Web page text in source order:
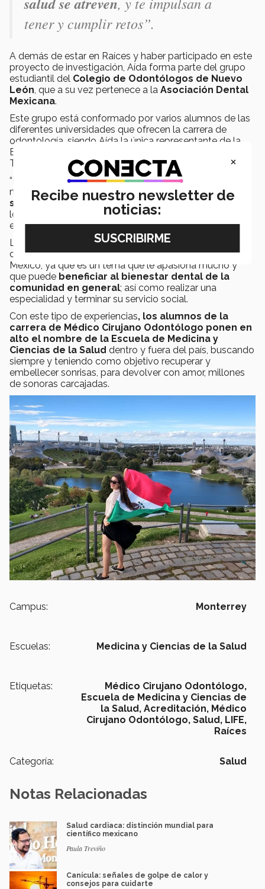
tener y cumplir retos”.
A demás de estar en Raíces y haber participado en este
proyecto de investigación, Aída forma parte del grupo
estudiantil del Colegio de Odontólogos de Nuevo
León, que a su vez pertenece a la Asociación Dental
Mexicana.
Este grupo está conformado por varios alumnos de las
diferentes universidades que ofrecen la carrera de
odontología, siendo Aída la única representante de la
Escuela de Medicina y Ciencias de la Salud del
Tecnológico de Monterrey.
“Evidentemente hay áreas donde una universidad tiene
más fortalezas que otras, peroyo me siento súper
segura de lo que el Tec me está enseñandoy de
lo que puede llegar a ofrecer, como lo fue esta
experiencia internacional”, afirmó.
Lo que sigue para Aída es buscar y encontrar la manera
de continuar con el proyecto de investigación aquí en
México, ya que es un tema que le apasiona mucho y
que puede beneficiar al bienestar dental de la
comunidad en general; así como realizar una
especialidad y terminar su servicio social.
Con este tipo de experiencias, los alumnos de la
carrera de Médico Cirujano Odontólogo ponen en
alto el nombre de la Escuela de Medicina y
Ciencias de la Salud dentro y fuera del país, buscando
siempre y teniendo como objetivo recuperar y
embellecer sonrisas, para devolver con amor, millones
de sonoras carcajadas.
Campus: Monterrey
Escuelas: Medicina y Ciencias de la Salud
Etiquetas:
Médico Cirujano Odontólogo,
Escuela de Medicina y Ciencias de
la Salud, Acreditación, Médico
Cirujano Odontólogo, Salud, LIFE,
Raíces
Categoría: Salud
Notas Relacionadas
Salud cardiaca: distinción mundial para
científico mexicano
Paula Treviño
Canícula: señales de golpe de calor y
consejos para cuidarte
×
Recibe nuestro newsletter de
noticias: